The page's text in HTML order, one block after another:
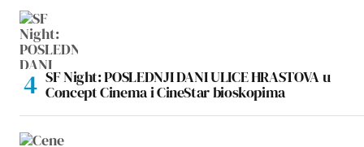
SF Night: POSLEDNJI DANI ULICE HRASTOVA u
Concept Cinema i CineStar bioskopima